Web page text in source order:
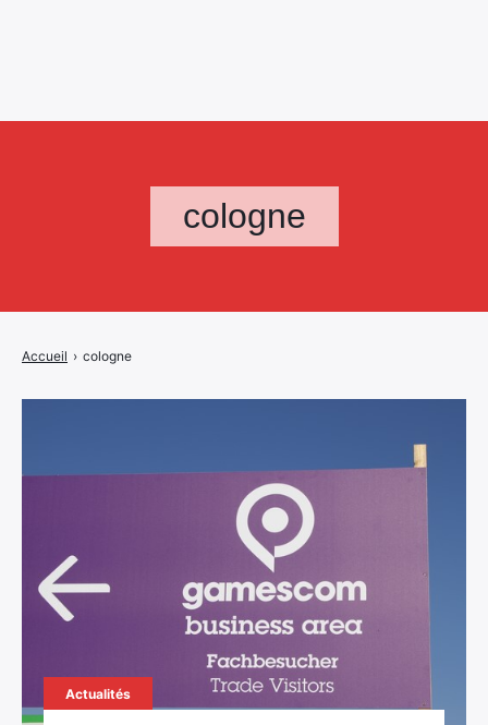
cologne
Accueil › cologne
Actualités